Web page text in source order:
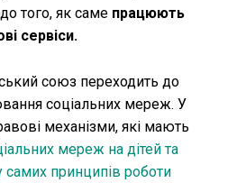
того, як саме працюють
сервіси.
союз переходить до
соціальних мереж. У
механізми, які мають
мереж на дітей та
самих принципів роботи